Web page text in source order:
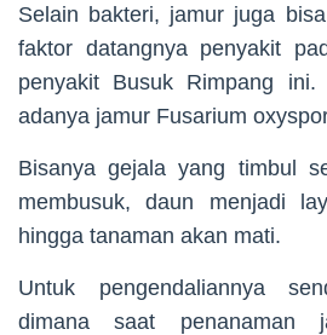
Selain bakteri, jamur juga
faktor datangnya penyakit
penyakit Busuk Rimpang
adanya jamur Fusarium
Bisanya gejala yang timbul
membusuk, daun menjadi
hingga tanaman akan mati.
Untuk pengendaliannya
dimana saat penanaman